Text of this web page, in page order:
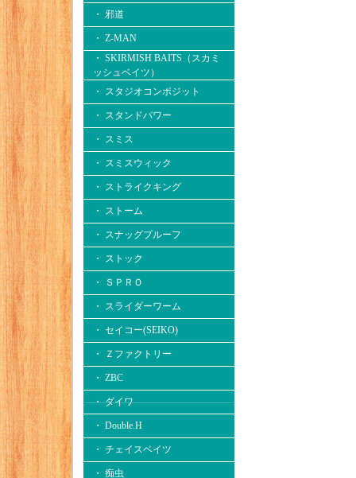
・ 邪道
・ Z-MAN
・ SKIRMISH BAITS（スカミ
ッシュベイツ）
・ スタジオコンポジット
・ スタンドパワー
・ スミス
・ スミスウィック
・ ストライクキング
・ ストーム
・ スナッグプルーフ
・ ストック
・ ＳＰＲＯ
・ スライダーワーム
・ セイコー(SEIKO)
・ Ｚファクトリー
・ ZBC
・ ダイワ
・ Double.H
・ チェイスベイツ
・ 痴虫